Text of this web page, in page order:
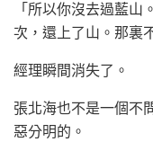
「所以你沒去過藍
次，還上了山。那裏
經理瞬間消失了。
張北海也不是一個不
惡分明的。